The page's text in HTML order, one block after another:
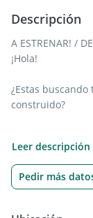
Descripción
A ESTRENAR! /
¡Hola!
¿Estas
construido?
ambientes a
cuarto y quinto
dormitorio. El
mobiliarios, bajo
Leer
Pedir más